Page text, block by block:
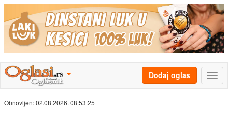
Dodaj oglas
Obnovljen:02.08.2026. 08:53:25